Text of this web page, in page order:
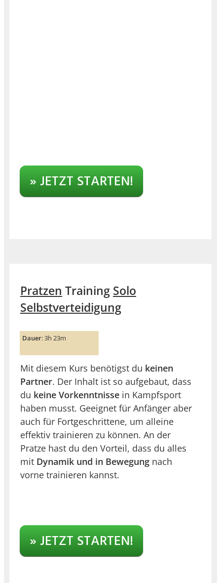
» JETZT STARTEN!
Pratzen Training Solo
Selbstverteidigung
Dauer: 3h 23m
Mit diesem Kurs benötigst du keinen
Partner. Der Inhalt ist so aufgebaut, dass
du keine Vorkenntnisse in Kampfsport
haben musst. Geeignet für Anfänger aber
auch für Fortgeschrittene, um alleine
effektiv trainieren zu können. An der
Pratze hast du den Vorteil, dass du alles
mit Dynamik und in Bewegung nach
vorne trainieren kannst.
» JETZT STARTEN!